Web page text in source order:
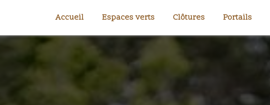
Accueil Espaces verts Clôtures Portails